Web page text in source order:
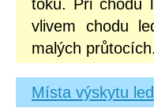
toku. Při chodu
vlivem chodu
malých
Místa výskytu